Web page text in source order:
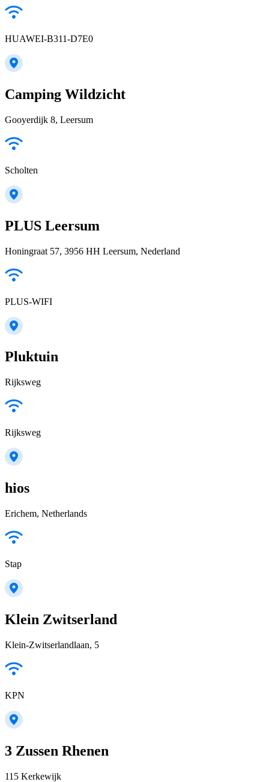
HUAWEI-B311-D7E0
Camping Wildzicht
Gooyerdijk 8, Leersum
Scholten
PLUS Leersum
Honingraat 57, 3956 HH Leersum, Nederland
PLUS-WIFI
Pluktuin
Rijksweg
Rijksweg
hios
Erichem, Netherlands
Stap
Klein Zwitserland
Klein-Zwitserlandlaan, 5
KPN
3 Zussen Rhenen
115 Kerkewijk